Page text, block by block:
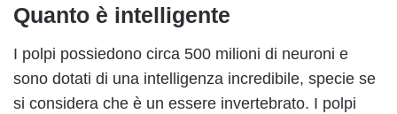
Quanto è intelligente
I polpi possiedono circa 500 milioni di neuroni e
sono dotati di una intelligenza incredibile, specie se
si considera che è un essere invertebrato. I polpi